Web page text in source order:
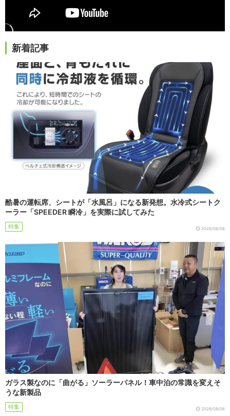
新着記事
酷暑の運転席、シートが「水風呂」になる新発想。水冷式シートク
ーラー「SPEEDER 瞬冷」を実際に試してみた
特集 2026/08/06
ガラス製なのに「曲がる」ソーラーパネル！車中泊の常識を変えそ
うな新製品
特集 2026/08/06